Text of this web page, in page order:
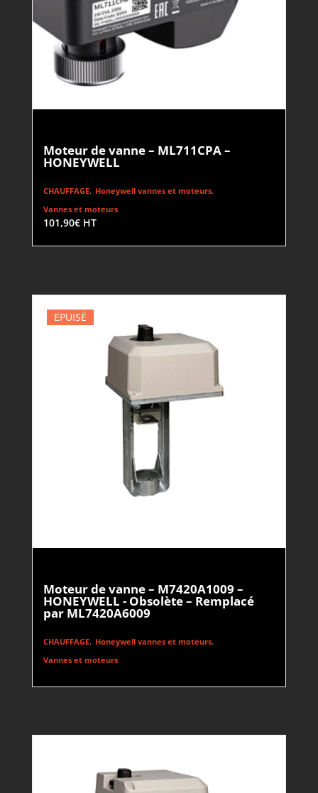
Moteur de vanne – ML711CPA –
HONEYWELL
CHAUFFAGE, Honeywell vannes et moteurs,
Vannes et moteurs
101,90€ HT
EPUISÉ
Moteur de vanne – M7420A1009 –
HONEYWELL - Obsolète – Remplacé
par ML7420A6009
CHAUFFAGE, Honeywell vannes et moteurs,
Vannes et moteurs